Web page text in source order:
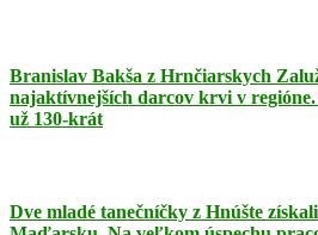
Branislav Bakša z Hrnčiarskych
najaktívnejších darcov krvi v
už 130-krát
Dve mladé tanečníčky z Hnúšte